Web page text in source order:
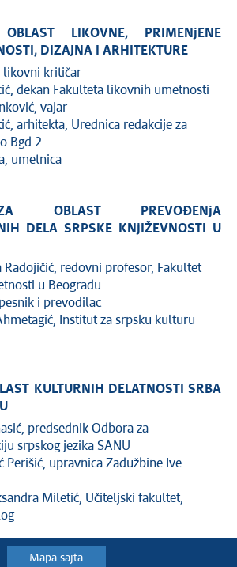
LIKOVNE, PRIMENjENE
DIZAJNA I ARHITEKTURE
likovni kritičar
dekan Fakulteta likovnih umetnosti
vajar
arhitekta, Urednica redakcije za
Bgd 2
umetnica
OBLAST PREVOĐENjA
DELA SRPSKE KNjIŽEVNOSTI U
Radojičić, redovni profesor, Fakultet
u Beogradu
i prevodilac
Institut za srpsku kulturu
KULTURNIH DELATNOSTI SRBA
predsednik Odbora za
srpskog jezika SANU
Perišić, upravnica Zadužbine Ive
Miletić, Učiteljski fakultet,
Mapa sajta